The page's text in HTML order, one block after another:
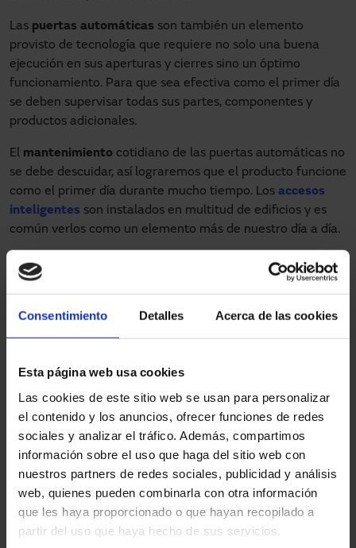
Consentimiento Detalles Acerca de las cookies
Esta página web usa cookies
Las cookies de este sitio web se usan para personalizar
el contenido y los anuncios, ofrecer funciones de redes
sociales y analizar el tráfico. Además, compartimos
información sobre el uso que haga del sitio web con
nuestros partners de redes sociales, publicidad y análisis
web, quienes pueden combinarla con otra información
que les haya proporcionado o que hayan recopilado a
partir del uso que haya hecho de sus servicios.
Las puertas automáticas son también un elemento
provisto de tecnología que requiere no solo una buena
ejecución en sus aperturas y cierres sino un óptimo
funcionamiento. Para que sea efectiva como el primer día
se deben supervisar todas sus partes, componentes y
productos adicionales.
El mantenimiento cotidiano de las puertas automáticas no
se debe descuidar, así lograremos que el producto funcione
como el primer día durante mucho tiempo. Los accesos
inteligentes son instalados en multitud de edificios y es
común verlos como un elemento más de nuestro día a día.
A continuación se muestra un listado de consejos que nos
ayudarán a
mantener nuestras puertas automáticasen
ofrece la empresa que nos ha vendido el producto
Evitar el uso inadecuado de las puertas, como forzar
el producto, impedir su transcurso natural o darle
golpes. Se debe supervisar que
la velocidad de las
es la correcta y que las hojas se
deslizan de forma fluida sin obstáculos.
Mantener limpias las puertas y todos sus
componentes.
La limpieza es fundamental
cualquier producto tecnológico.